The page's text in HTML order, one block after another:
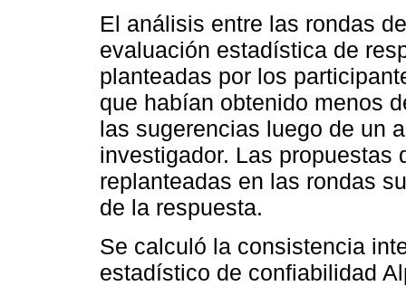
El análisis entre las rondas
evaluación estadística de
planteadas por los
que habían obtenido menos
las sugerencias luego de un
investigador. Las propuestas
replanteadas en las rondas
de la respuesta.
Se calculó la consistencia
estadístico de confiabilidad